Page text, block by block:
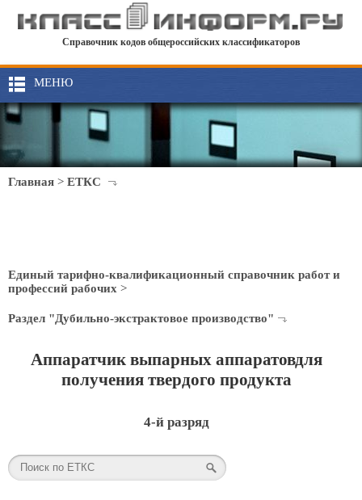
Справочник кодов общероссийских классификаторов
МЕНЮ
Главная > ЕТКС
Единый тарифно-квалификационный справочник работ и
профессий рабочих >
Раздел "Дубильно-экстрактовое производство"
Аппаратчик выпарных аппаратовдля
получения твердого продукта
4-й разряд